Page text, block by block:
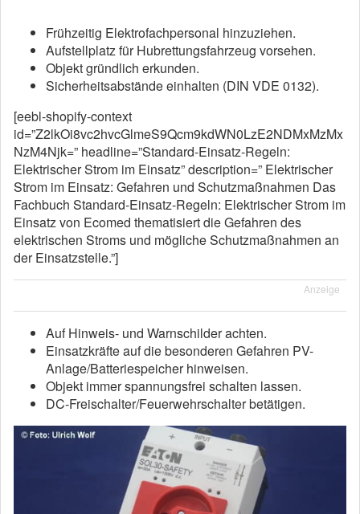
Frühzeitig Elektrofachpersonal hinzuziehen.
Aufstellplatz für Hubrettungsfahrzeug vorsehen.
Objekt gründlich erkunden.
Sicherheitsabstände einhalten (DIN VDE 0132).
[eebl-shopify-context
id=”Z2lkOi8vc2hvcGlmeS9Qcm9kdWN0LzE2NDMxMzMx
NzM4Njk=” headline=”Standard-Einsatz-Regeln:
Elektrischer Strom im Einsatz” description=” Elektrischer
Strom im Einsatz: Gefahren und Schutzmaßnahmen Das
Fachbuch Standard-Einsatz-Regeln: Elektrischer Strom im
Einsatz von Ecomed thematisiert die Gefahren des
elektrischen Stroms und mögliche Schutzmaßnahmen an
der Einsatzstelle.”]
Anzeige
Auf Hinweis- und Warnschilder achten.
Einsatzkräfte auf die besonderen Gefahren PV-
Anlage/Batteriespeicher hinweisen.
Objekt immer spannungsfrei schalten lassen.
DC-Freischalter/Feuerwehrschalter betätigen.